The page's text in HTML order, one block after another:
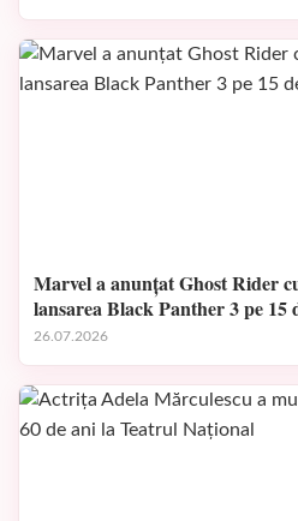
Marvel a anunțat Ghost Rider
lansarea Black Panther 3 pe 15
26.07.2026